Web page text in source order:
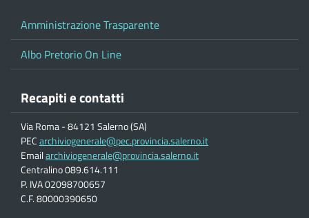
Amministrazione Trasparente
Albo Pretorio On Line
Recapiti e contatti
Via Roma - 84121 Salerno (SA)
PECarchiviogenerale@pec.provincia.salerno.it
Emailarchiviogenerale@provincia.salerno.it
Centralino 089.614.111
P. IVA 02098700657
C.F. 80000390650